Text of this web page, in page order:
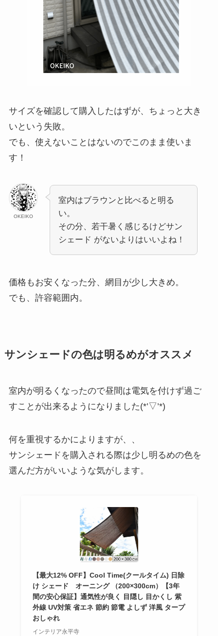
サイズを確認して購入したはずが、ちょっと大き
いという失敗。
でも、使えないことはないのでこのまま使いま
す！
OKEIKO
室内はブラウンと比べると明る
い。
その分、若干暑く感じるけどサン
シェード がないよりはいいよね！
価格もお安くなった分、網目が少し大きめ。
でも、許容範囲内。
サンシェードの色は明るめがオススメ
室内が明るくなったので昼間は電気を付けず過ご
すことが出来るようになりました(*’▽’*)
何を重視するかによりますが、、
サンシェードを購入される際は少し明るめの色を
選んだ方がいいような気がします。
【最大12% OFF】Cool Time(クールタイム) 日除
け シェード オーニング （200×300cm）【3年
間の安心保証】通気性が良く 目隠し 目かくし 紫
外線 UV対策 省エネ 節約 節電 よしず 洋風 タープ
おしゃれ
インテリア永平寺